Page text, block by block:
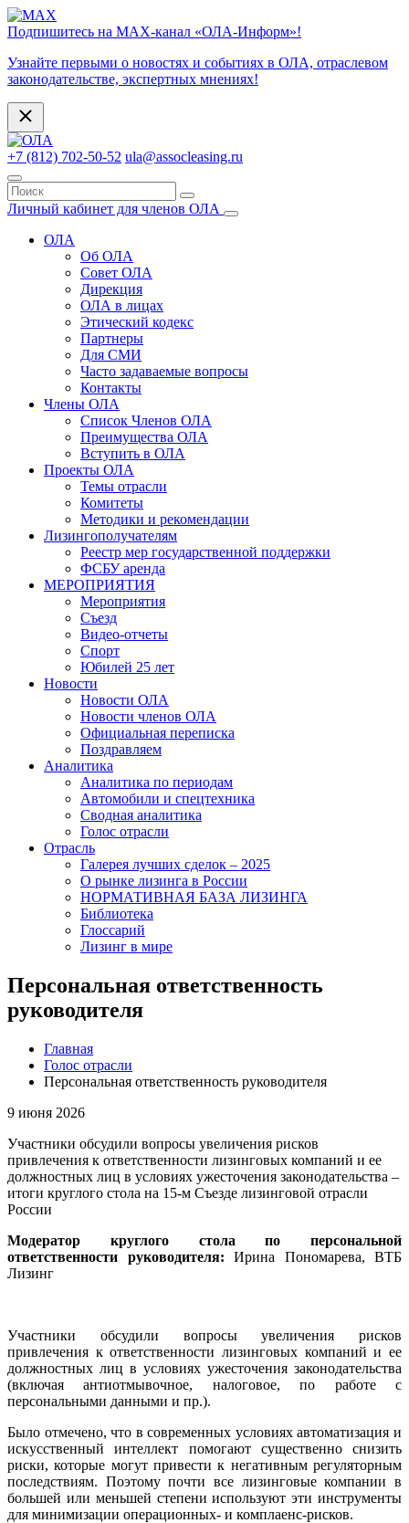
Подпишитесь на МАХ-канал «ОЛА-Информ»!
Узнайте первыми о новостях и событиях в ОЛА, отраслевом
законодательстве, экспертных мнениях!
+7 (812) 702-50-52 ula@assocleasing.ru
Личный кабинет для членов ОЛА
ОЛА
Об ОЛА
Совет ОЛА
Дирекция
ОЛА в лицах
Этический кодекс
Партнеры
Для СМИ
Часто задаваемые вопросы
Контакты
Члены ОЛА
Список Членов ОЛА
Преимущества ОЛА
Вступить в ОЛА
Проекты ОЛА
Темы отрасли
Комитеты
Методики и рекомендации
Лизингополучателям
Реестр мер государственной поддержки
ФСБУ аренда
МЕРОПРИЯТИЯ
Мероприятия
Съезд
Видео-отчеты
Спорт
Юбилей 25 лет
Новости
Новости ОЛА
Новости членов ОЛА
Официальная переписка
Поздравляем
Аналитика
Аналитика по периодам
Автомобили и спецтехника
Сводная аналитика
Голос отрасли
Отрасль
Галерея лучших сделок – 2025
О рынке лизинга в России
НОРМАТИВНАЯ БАЗА ЛИЗИНГА
Библиотека
Глоссарий
Лизинг в мире
Персональная ответственность
руководителя
Главная
Голос отрасли
Персональная ответственность руководителя
9 июня 2026
Участники обсудили вопросы увеличения рисков
привлечения к ответственности лизинговых компаний и ее
должностных лиц в условиях ужесточения законодательства –
итоги круглого стола на 15-м Съезде лизинговой отрасли
России
Модератор круглого стола по персональной
ответственности руководителя: Ирина Пономарева, ВТБ
Лизинг
Участники обсудили вопросы увеличения рисков
привлечения к ответственности лизинговых компаний и ее
должностных лиц в условиях ужесточения законодательства
(включая антиотмывочное, налоговое, по работе с
персональными данными и пр.).
Было отмечено, что в современных условиях автоматизация и
искусственный интеллект помогают существенно снизить
риски, которые могут привести к негативным регуляторным
последствиям. Поэтому почти все лизинговые компании в
большей или меньшей степени используют эти инструменты
для минимизации операционных- и комплаенс-рисков.